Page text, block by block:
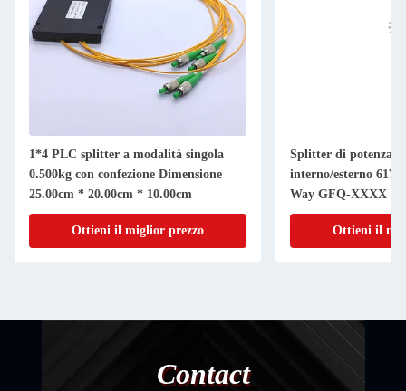
1*4 PLC splitter a modalità singola
0.500kg con confezione Dimensione
25.00cm * 20.00cm * 10.00cm
Ottieni il miglior prezzo
Splitter di potenza
interno/esterno 617-
Way GFQ-XXXX
Ottieni il
Contact